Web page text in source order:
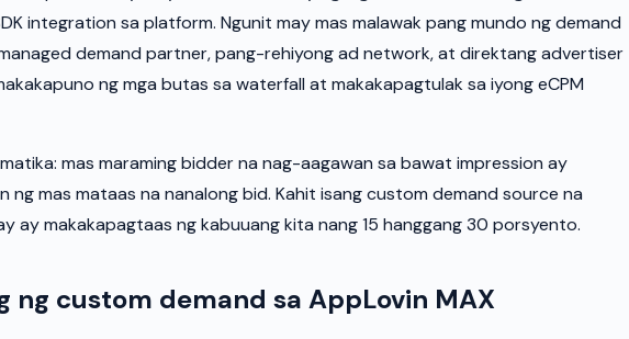
integration sa platform. Ngunit may mas malawak pang mundo ng demand
demand partner, pang-rehiyong ad network, at direktang advertiser
ng mga butas sa waterfall at makakapagtulak sa iyong eCPM
mas maraming bidder na nag-aagawan sa bawat impression ay
ng mas mataas na nanalong bid. Kahit isang custom demand source na
ay makakapagtaas ng kabuuang kita nang 15 hanggang 30 porsyento.
ng custom demand sa AppLovin MAX